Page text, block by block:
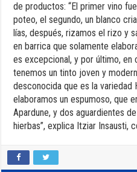
de productos: “El primer vino
poteo, el segundo, un blanco
lías, después, rizamos el rizo y
en barrica que solamente
es excepcional, y por último, en
tenemos un tinto joven y
desconocida que es la variedad
elaboramos un espumoso, que
Apardune, y dos aguardientes
hierbas”, explica Itziar Insausti,